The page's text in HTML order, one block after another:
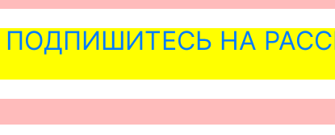
ПОДПИШИТЕСЬ НА